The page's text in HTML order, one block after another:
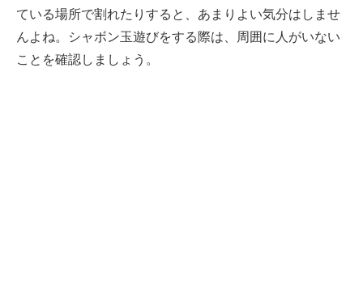
ている場所で割れたりすると、あまりよい気分はしませ
んよね。シャボン玉遊びをする際は、周囲に人がいない
ことを確認しましょう。